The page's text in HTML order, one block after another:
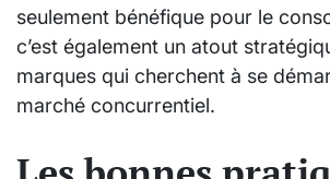
seulement bénéfique pour le
c’est également un atout
marques qui cherchent à se
marché concurrentiel.